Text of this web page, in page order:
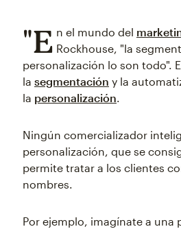
"E n el mundo del
Rockhouse, "la
personalización lo son todo".
la segmentación y la
la personalización.
Ningún comercializador
personalización, que se
permite tratar a los clientes
nombres.
Por ejemplo, imagínate a una